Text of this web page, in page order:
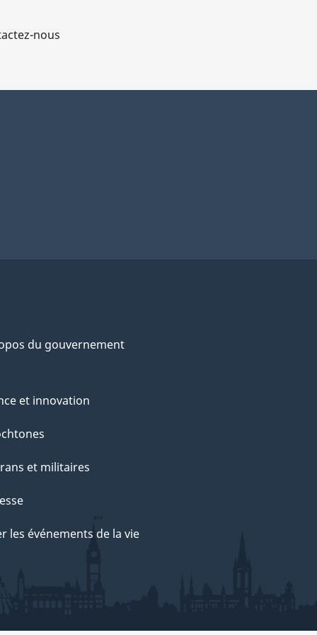
nous
du gouvernement
et innovation
et militaires
les événements de la vie